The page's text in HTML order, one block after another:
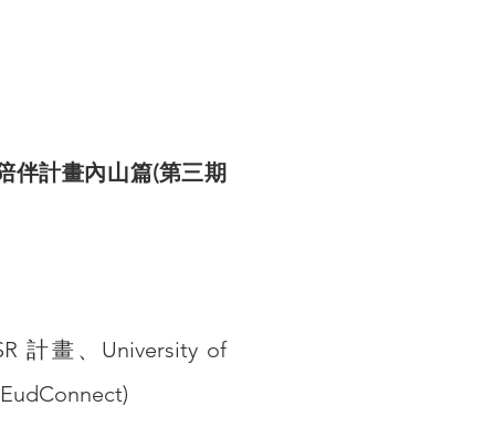
伴計畫內山篇(第三期
計畫、University of